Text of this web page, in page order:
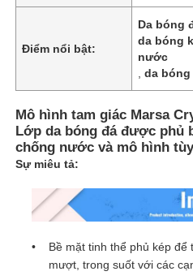
Điểm nổi bật:
Da bóng
da bóng
nước
,da
Mô hình tam giác Marsa
Lớp da bóng đá được phủ
chống nước và mô hình
Sự miêu tả:
Bề mặt tinh thể phủ kép để
mượt, trong suốt với các